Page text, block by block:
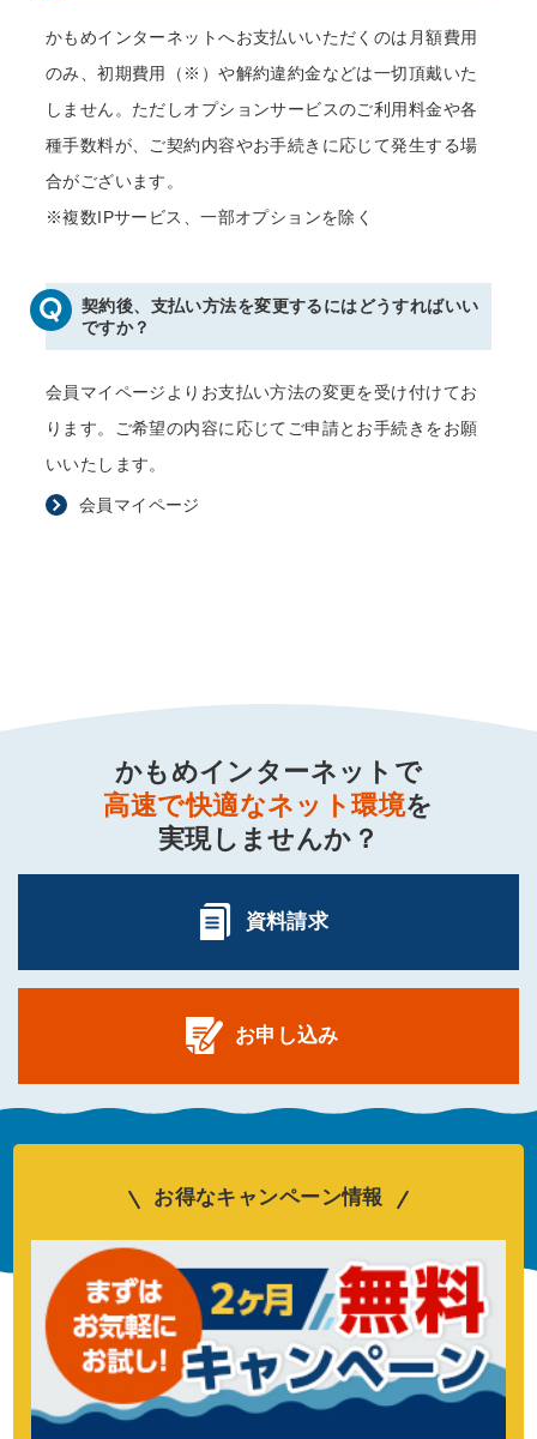
かもめインターネットへお支払いいただくのは月額費用
のみ、初期費用（※）や解約違約金などは一切頂戴いた
しません。ただしオプションサービスのご利用料金や各
種手数料が、ご契約内容やお手続きに応じて発生する場
合がございます。
※複数IPサービス、一部オプションを除く
契約後、支払い方法を変更するにはどうすればいい
ですか？
会員マイページよりお支払い方法の変更を受け付けてお
ります。ご希望の内容に応じてご申請とお手続きをお願
いいたします。
会員マイページ
かもめインターネットで
高速で快適なネット環境を
実現しませんか？
資料請求
お申し込み
お得なキャンペーン情報